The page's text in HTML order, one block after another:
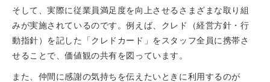
そして、実際に従業員満足度を向上させるさまざまな取り組
みが実施されているのです。例えば、クレド（経営方針・行
動指針）を記した「クレドカード」をスタッフ全員に携帯さ
せることで、価値観の共有を図っています。
また、仲間に感謝の気持ちを伝えたいときに利用するのが